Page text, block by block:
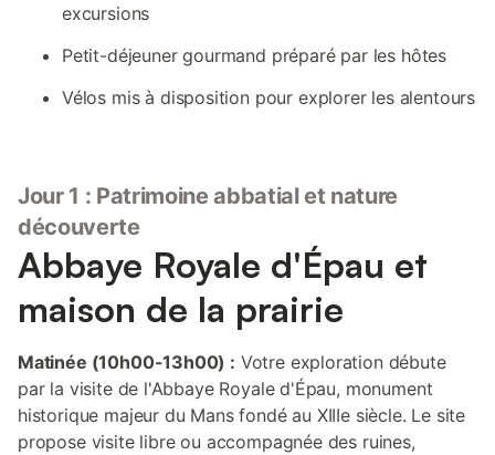
excursions
Petit-déjeuner gourmand préparé par les hôtes
Vélos mis à disposition pour explorer les alentours
Jour 1 : Patrimoine abbatial et nature
découverte
Abbaye Royale d'Épau et
maison de la prairie
Matinée (10h00-13h00) : Votre exploration débute
par la visite de l'Abbaye Royale d'Épau, monument
historique majeur du Mans fondé au XIIIe siècle. Le site
propose visite libre ou accompagnée des ruines,